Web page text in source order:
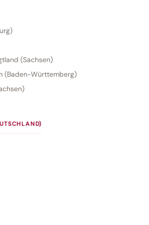
(Sachsen)
(Baden-Württemberg)